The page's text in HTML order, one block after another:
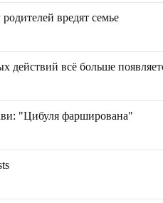
вредят семье
действий всё больше
"Цибуля фарширована"